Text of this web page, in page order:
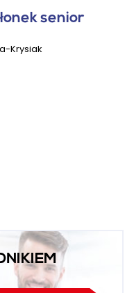
senior
Krysiak